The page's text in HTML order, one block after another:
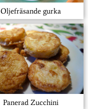
Oljefräsande gurka
Panerad Zucchini